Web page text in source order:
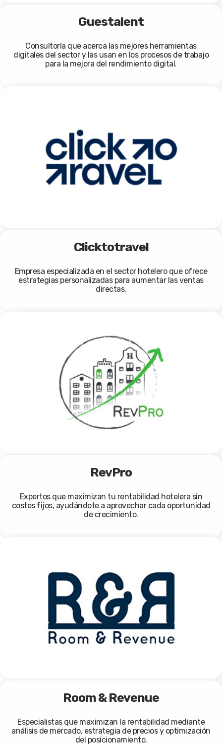
Guestalent
Consultoría que acerca las mejores herramientas
digitales del sector y las usan en los procesos de trabajo
para la mejora del rendimiento digital.
Clicktotravel
Empresa especializada en el sector hotelero que ofrece
estrategias personalizadas para aumentar las ventas
directas.
RevPro
Expertos que maximizan tu rentabilidad hotelera sin
costes fijos, ayudándote a aprovechar cada oportunidad
de crecimiento.
Room & Revenue
Especialistas que maximizan la rentabilidad mediante
análisis de mercado, estrategia de precios y optimización
del posicionamiento.